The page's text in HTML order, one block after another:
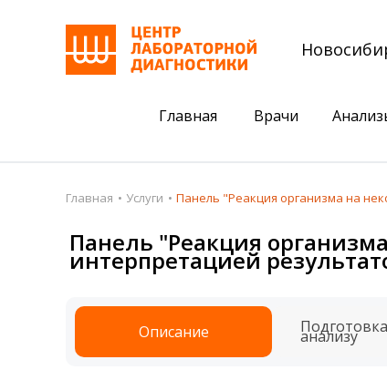
Главная Врачи
Пациентам
Акции
Анализы
Подготовка к анализам
Получить результаты
Акции
Комплексный
Комплексная
Главная Услуги Панель "Реакция организма на
Панель "Реакция
интерпретацией
Описание анализу